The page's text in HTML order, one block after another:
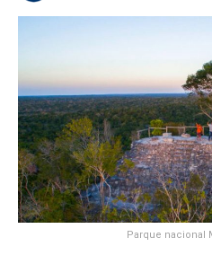
Parque nacional